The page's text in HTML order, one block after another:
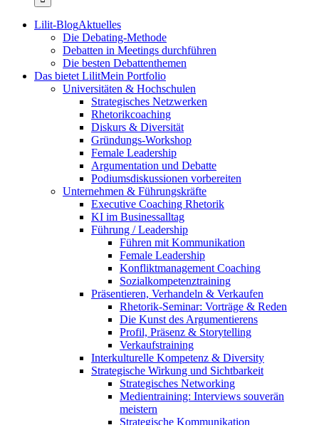
Lilit-BlogAktuelles
Die Debating-Methode
Debatten in Meetings durchführen
Die besten Debattenthemen
Das bietet LilitMein Portfolio
Universitäten & Hochschulen
Strategisches Netzwerken
Rhetorikcoaching
Diskurs & Diversität
Gründungs-Workshop
Female Leadership
Argumentation und Debatte
Podiumsdiskussionen vorbereiten
Unternehmen & Führungskräfte
Executive Coaching Rhetorik
KI im Businessalltag
Führung / Leadership
Führen mit Kommunikation
Female Leadership
Konfliktmanagement Coaching
Sozialkompetenztraining
Präsentieren, Verhandeln & Verkaufen
Rhetorik-Seminar: Vorträge & Reden
Die Kunst des Argumentierens
Profil, Präsenz & Storytelling
Verkaufstraining
Interkulturelle Kompetenz & Diversity
Strategische Wirkung und Sichtbarkeit
Strategisches Networking
Medientraining: Interviews souverän
meistern
Strategische Kommunikation